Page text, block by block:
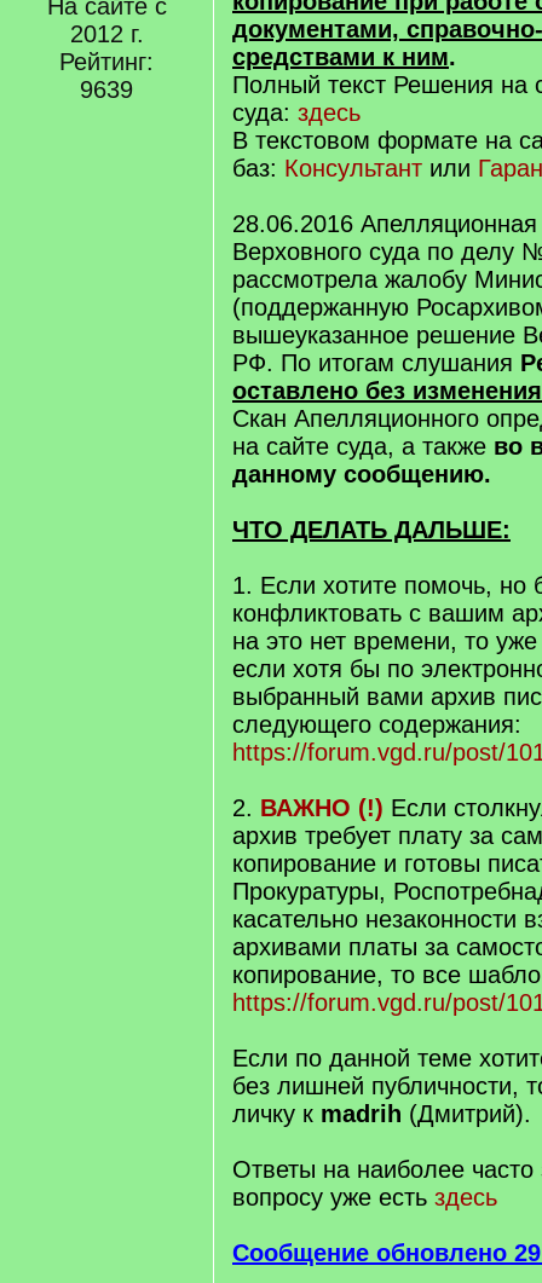
На сайте с
2012 г.
Рейтинг:
9639
документами,
средствами к ним.
Полный текст Решения на
суда: здесь
В текстовом формате на
баз: Консультант или
28.06.2016 Апелляционная
Верховного суда по делу
рассмотрела жалобу
(поддержанную
вышеуказанное решение
РФ. По итогам слушания
оставлено без изменения
Скан Апелляционного
на сайте суда, а также во
данному сообщению.
ЧТО ДЕЛАТЬ ДАЛЬШЕ:
1. Если хотите помочь, но
конфликтовать с вашим
на это нет времени, то
если хотя бы по
выбранный вами архив
следующего содержания:
https://forum.vgd.ru/post/
2. ВАЖНО (!) Если
архив требует плату за
копирование и готовы
Прокуратуры,
касательно незаконности
архивами платы за
копирование, то все
https://forum.vgd.ru/post/
Если по данной теме
без лишней публичности,
личку к madrih (Дмитрий).
Ответы на наиболее
вопросу уже есть здесь
Сообщение обновлено